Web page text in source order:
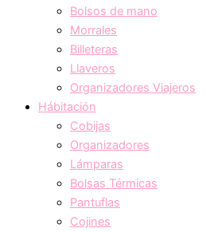
Bolsos de mano
Morrales
Billeteras
Llaveros
Organizadores Viajeros
Hábitación
Cobijas
Organizadores
Lámparas
Bolsas Térmicas
Pantuflas
Cojines